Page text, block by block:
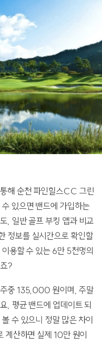
해 순천 파인힐스CC 그린
있으면 밴드에 가입하는
, 일반 골프 부킹 앱과 비교
정보를 실시간으로 확인할
용할 수 있는 6만 5천명의
?
주중 135,000 원이며, 주말
, 평균 밴드에 업데이트 되
수 있으니 정말 많은 차이
계산하면 실제 10만 원이